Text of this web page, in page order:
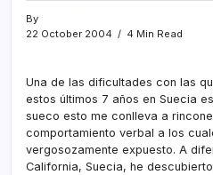
By
22 October 2004
4 Min Read
Una de las dificultades con las
estos últimos 7 años en Suecia
sueco esto me conlleva a
comportamiento verbal a los
vergosozamente expuesto. A
California, Suecia, he